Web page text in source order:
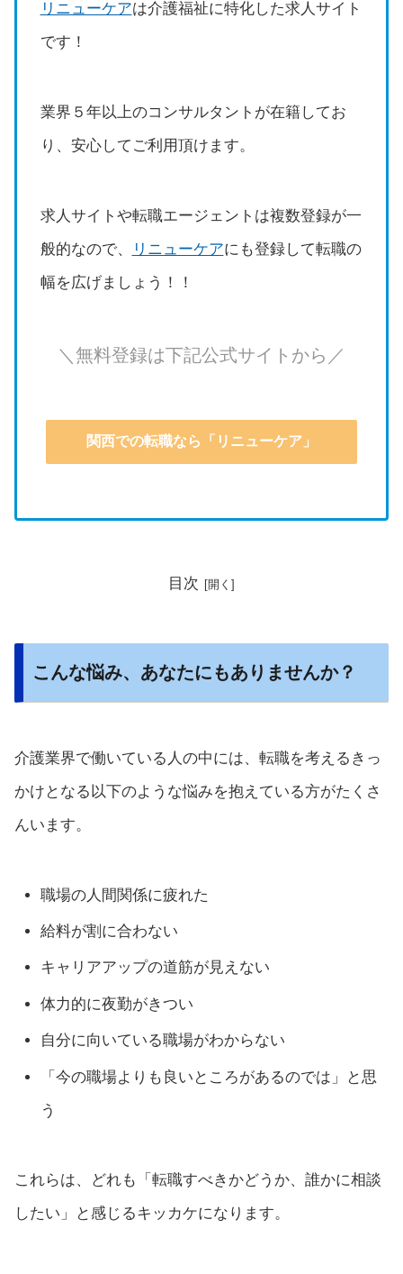
リニューケアは介護福祉に特化した求人サイト
です！
業界５年以上のコンサルタントが在籍してお
り、安心してご利用頂けます。
求人サイトや転職エージェントは複数登録が一
般的なので、
リニューケアにも登録して転職の
幅を広げましょう！！
＼無料登録は下記公式サイトから／
関西での転職なら「リニューケア」
目次
こんな悩み、あなたにもありませんか？
介護業界で働いている人の中には、転職を考えるきっ
かけとなる以下のような悩みを抱えている方がたくさ
んいます。
職場の人間関係に疲れた
給料が割に合わない
キャリアアップの道筋が見えない
体力的に夜勤がきつい
自分に向いている職場がわからない
「今の職場よりも良いところがあるのでは」と思
う
これらは、どれも「転職すべきかどうか、誰かに相談
したい」と感じるキッカケになります。